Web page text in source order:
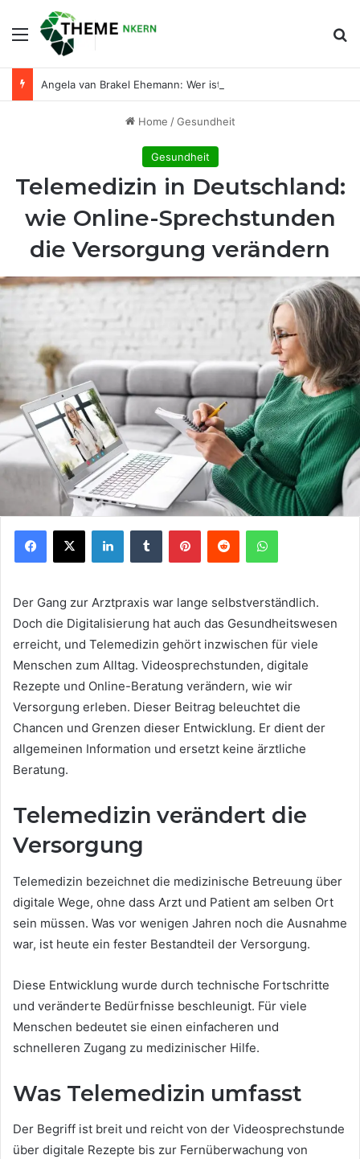
Menu
Home / Gesundheit
Gesundheit
Telemedizin in Deutschland:
wie Online-Sprechstunden
die Versorgung verändern
Facebook
X LinkedInTumblr PinterestReddit WhatsApp
Der Gang zur Arztpraxis war lange selbstverständlich.
Doch die Digitalisierung hat auch das Gesundheitswesen
erreicht, und Telemedizin gehört inzwischen für viele
Menschen zum Alltag. Videosprechstunden, digitale
Rezepte und Online-Beratung verändern, wie wir
Versorgung erleben. Dieser Beitrag beleuchtet die
Chancen und Grenzen dieser Entwicklung. Er dient der
allgemeinen Information und ersetzt keine ärztliche
Beratung.
Telemedizin verändert die
Versorgung
Telemedizin bezeichnet die medizinische Betreuung über
digitale Wege, ohne dass Arzt und Patient am selben Ort
sein müssen. Was vor wenigen Jahren noch die Ausnahme
war, ist heute ein fester Bestandteil der Versorgung.
Diese Entwicklung wurde durch technische Fortschritte
und veränderte Bedürfnisse beschleunigt. Für viele
Menschen bedeutet sie einen einfacheren und
schnelleren Zugang zu medizinischer Hilfe.
Was Telemedizin umfasst
Der Begriff ist breit und reicht von der Videosprechstunde
über digitale Rezepte bis zur Fernüberwachung von